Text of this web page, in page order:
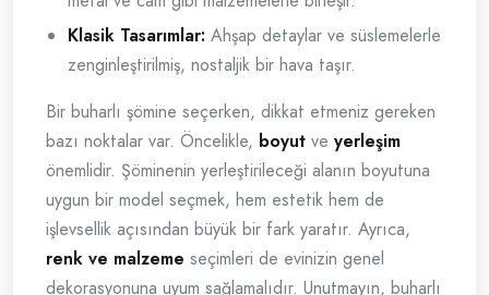
Klasik Tasarımlar: Ahşap detaylar ve süslemelerle
zenginleştirilmiş, nostaljik bir hava taşır.
Bir buharlı şömine seçerken, dikkat etmeniz gereken
bazı noktalar var. Öncelikle, boyut ve yerleşim
önemlidir. Şöminenin yerleştirileceği alanın boyutuna
uygun bir model seçmek, hem estetik hem de
işlevsellik açısından büyük bir fark yaratır. Ayrıca,
renk ve malzeme seçimleri de evinizin genel
dekorasyonuna uyum sağlamalıdır. Unutmayın, buharlı